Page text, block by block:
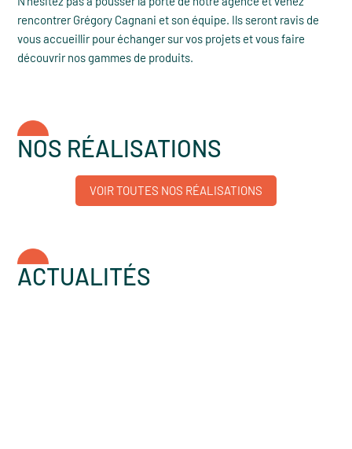
rencontrer Grégory Cagnani et son équipe. Ils seront ravis de
vous accueillir pour échanger sur vos projets et vous faire
découvrir nos gammes de produits.
NOS RÉALISATIONS
VOIR TOUTES NOS RÉALISATIONS
ACTUALITÉS